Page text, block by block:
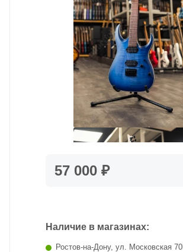
57 000 ₽
Наличие в магазинах:
Ростов-на-Дону, ул. Московская 70